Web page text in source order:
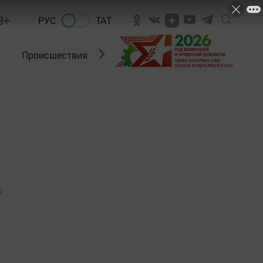
РУС ТАТ
Происшествия Новости Госавтоинспекции